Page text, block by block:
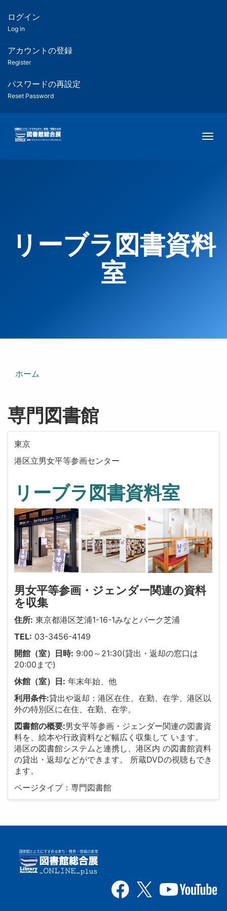
ツ
匿
名
ユ
ー
ー
用
メ
ログイン
Log in
アカウントの登録
Register
パスワードの再設定
Reset Password
リーブラ図書資料
室
ホーム
専門図書館
東京
港区立男女平等参画センター
リーブラ図書資料室
男女平等参画・ジェンダー関連の資料
を収集
住所: 東京都港区芝浦1-16-1みなとパーク芝浦
TEL: 03-3456-4149
開館（室）日時: 9:00～21:30(貸出・返却の窓口は
20:00まで)
休館（室）日: 年末年始、他
利用条件:貸出や返却：港区在住、在勤、在学、港区以
外の特別区に在住、在勤、在学。
図書館の概要:男女平等参画・ジェンダー関連の図書資
料を、絵本や行政資料など幅広く収集して います。
港区の図書館システムと連携し、港区内 の図書館資料
の貸出・返却などができます。 所蔵DVDの視聴もでき
ます。
ページタイプ：専門図書館